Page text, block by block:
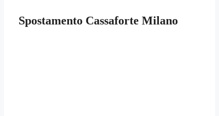
Spostamento Cassaforte Milano